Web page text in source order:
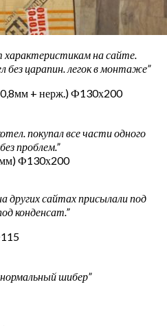
на сайте.
без царапин. легок в монтаже”
+ нерж.) Ф130х200
покупал все части одного
проблем.”
мм) Ф130х200
других сайтах присылали под
конденсат.”
шибер”